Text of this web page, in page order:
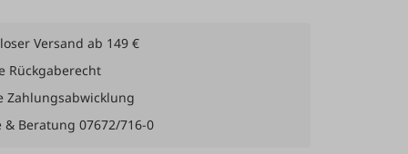
Versand ab 149 €
Rückgaberecht
Zahlungsabwicklung
& Beratung 07672/716-0